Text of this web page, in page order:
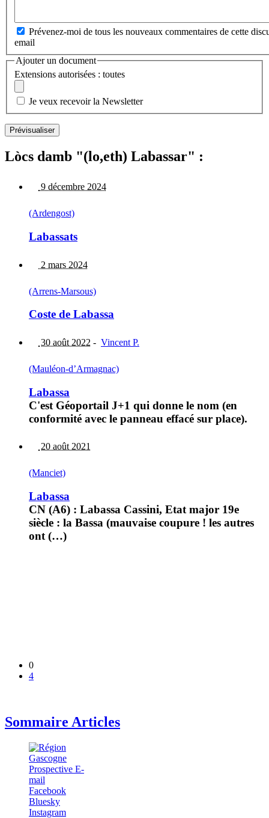
Prévenez-moi de tous les nouveaux commentaires de cette
email
Ajouter un document
Extensions autorisées : toutes
Je veux recevoir la Newsletter
Lòcs damb "(lo,eth) Labassar" :
9 décembre 2024
(Ardengost)
Labassats
2 mars 2024
(Arrens-Marsous)
Coste de Labassa
30 août 2022 - Vincent P.
(Mauléon-d’Armagnac)
Labassa
C'est Géoportail J+1 qui donne le nom (en
conformité avec le panneau effacé sur place).
20 août 2021
(Manciet)
Labassa
CN (A6) : Labassa Cassini, Etat major 19e
siècle : la Bassa (mauvaise coupure ! les autres
ont (…)
0
4
Sommaire Articles